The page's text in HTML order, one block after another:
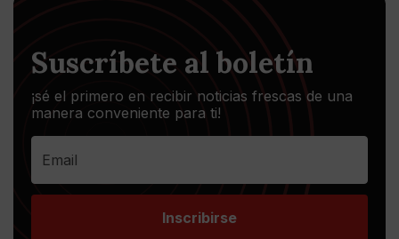
Suscríbete al boletín
¡sé el primero en recibir noticias frescas de una
manera conveniente para ti!
Inscribirse